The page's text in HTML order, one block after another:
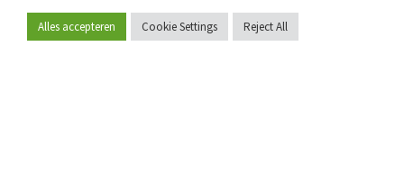
Word lid
Alles accepteren Cookie Settings Reject All